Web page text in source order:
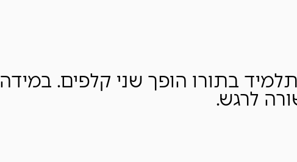
בתורו הופך שני קלפים. במידה
לרגש.